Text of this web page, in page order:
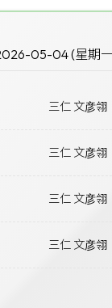
05-04 (星期
三仁 文彦翎
三仁 文彦翎
三仁 文彦翎
三仁 文彦翎